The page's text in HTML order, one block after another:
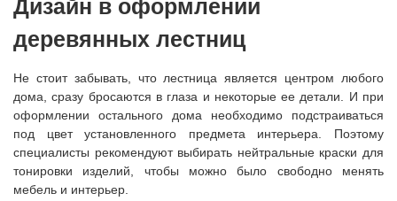
Дизайн в оформлении
деревянных лестниц
Не стоит забывать, что лестница является центром любого
дома, сразу бросаются в глаза и некоторые ее детали. И при
оформлении остального дома необходимо подстраиваться
под цвет установленного предмета интерьера. Поэтому
специалисты рекомендуют выбирать нейтральные краски для
тонировки изделий, чтобы можно было свободно менять
мебель и интерьер.